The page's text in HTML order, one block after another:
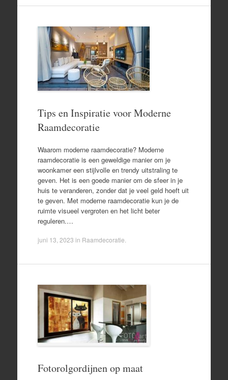
Tips en Inspiratie voor Moderne
Raamdecoratie
Waarom moderne raamdecoratie? Moderne
raamdecoratie is een geweldige manier om je
woonkamer een stijlvolle en trendy uitstraling te
geven. Het is een goede manier om de sfeer in je
huis te veranderen, zonder dat je veel geld hoeft uit
te geven. Met moderne raamdecoratie kun je de
ruimte visueel vergroten en het licht beter
reguleren.…
juni 13, 2023 in Raamdecoratie
Fotorolgordijnen op maat